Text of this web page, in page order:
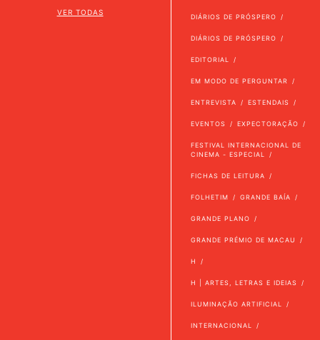
VER TODAS
DIÁRIOS DE PRÓSPERO
DIÁRIOS DE PRÓSPERO
EDITORIAL
EM MODO DE PERGUNTAR
ENTREVISTA ESTENDAIS
EVENTOS EXPECTORAÇÃO
FESTIVAL INTERNACIONAL DE
CINEMA - ESPECIAL
FICHAS DE LEITURA
FOLHETIM GRANDE BAÍA
GRANDE PLANO
GRANDE PRÉMIO DE MACAU
H
H | ARTES, LETRAS E IDEIAS
ILUMINAÇÃO ARTIFICIAL
INTERNACIONAL